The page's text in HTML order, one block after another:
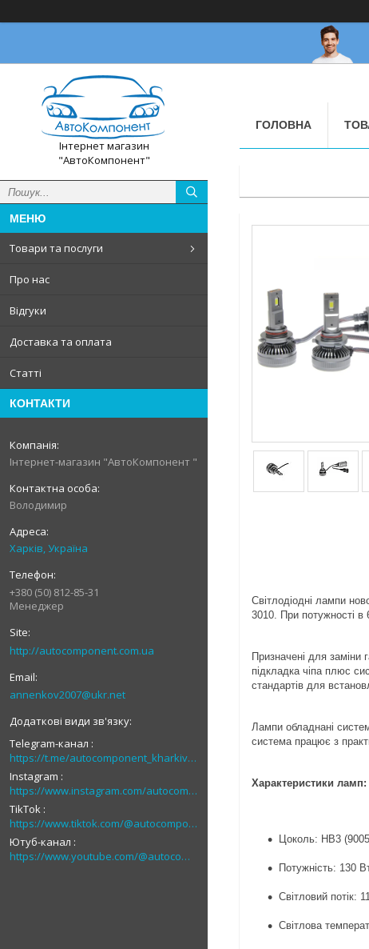
Інтернет магазин
"АвтоКомпонент"
Товари та послуги
Про нас
Відгуки
Доставка та оплата
Статті
КОНТАКТИ
Інтернет-магазин "АвтоКомпонент "
Володимир
Харків, Україна
+380 (50) 812-85-31
Менеджер
http://autocomponent.com.ua
annenkov2007@ukr.net
Telegram-канал
https://t.me/autocomponent_kharkiv_autolight
Instagram
https://www.instagram.com/autocomponent
TikTok
https://www.tiktok.com/@autocomponent_1
Ютуб-канал
https://www.youtube.com/@autocomponent_ua
ГОЛОВНА
Світлодіодні лампи
3010. При потужності в
Призначені для
підкладка чіпа плюс
стандартів для
Лампи обладнані
система працює з
Характеристики ламп:
Цоколь: HB3
Потужність: 130
Світловий потік:
Світлова